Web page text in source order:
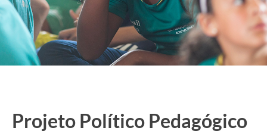
Projeto Político Pedagógico